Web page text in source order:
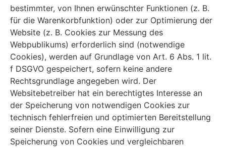
bestimmter, von Ihnen erwünschter Funktionen (z. B.
für die Warenkorbfunktion) oder zur Optimierung der
Website (z. B. Cookies zur Messung des
Webpublikums) erforderlich sind (notwendige
Cookies), werden auf Grundlage von Art. 6 Abs. 1 lit.
f DSGVO gespeichert, sofern keine andere
Rechtsgrundlage angegeben wird. Der
Websitebetreiber hat ein berechtigtes Interesse an
der Speicherung von notwendigen Cookies zur
technisch fehlerfreien und optimierten Bereitstellung
seiner Dienste. Sofern eine Einwilligung zur
Speicherung von Cookies und vergleichbaren